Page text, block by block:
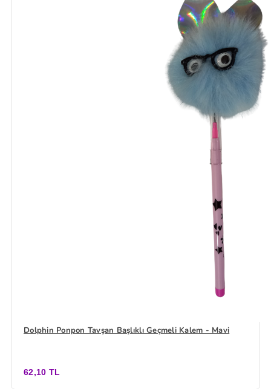
Dolphin Ponpon Tavşan Başlıklı Geçmeli Kalem - Mavi
62,10 TL